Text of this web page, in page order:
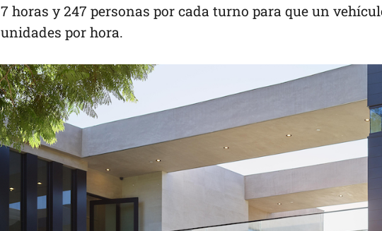
7 horas y 247 personas por cada turno para que un
unidades por hora.